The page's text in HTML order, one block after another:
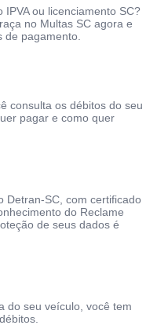
IPVA ou licenciamento SC?
no Multas SC agora e
de pagamento.
consulta os débitos do seu
pagar e como quer
Detran-SC, com certificado
do Reclame
de seus dados é
do seu veículo, você tem